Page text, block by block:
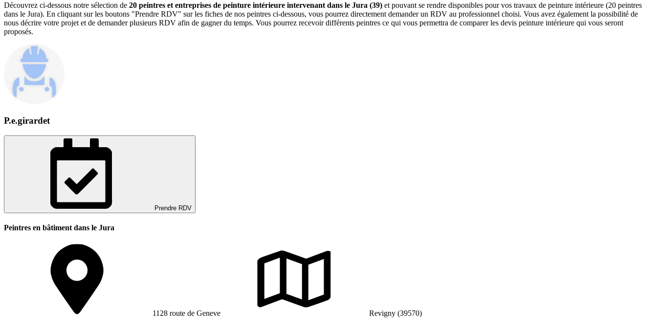
Découvrez ci-dessous notre sélection de 20 peintres et entreprises de peinture intérieure intervenant dans le Jura (39) et pouvant se rendre disponibles pour vos travaux de peinture intérieure (20 peintres
dans le Jura). En cliquant sur les boutons "Prendre RDV" sur les fiches de nos peintres ci-dessous, vous pourrez directement demander un RDV au professionnel choisi. Vous avez également la possibilité de
nous décrire votre projet et de demander plusieurs RDV afin de gagner du temps. Vous pourrez recevoir différents peintres ce qui vous permettra de comparer les devis peinture intérieure qui vous seront
proposés.
P.e.girardet
Prendre RDV
Peintres en bâtiment dans le Jura
1128 route de Geneve Revigny (39570)